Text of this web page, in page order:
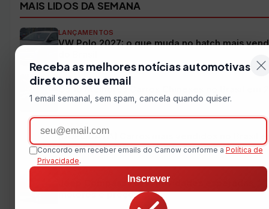
MAIS LIDOS DA SEMANA
LANÇAMENTOS
VW Polo 2027: o que muda no hatch mais
CARROS CHINESES
PICAPES
[DUPLICATA] Carros mais vendidos no Brasil
julho de 2026
Jeep Compass 2027: novidades esperadas,
motores e preço
Receba as melhores notícias automotivas
direto no seu email
1 email semanal, sem spam, cancela quando quiser.
Email
Concordo em receber emails do Carnow conforme a Política de
Privacidade.
Inscrever